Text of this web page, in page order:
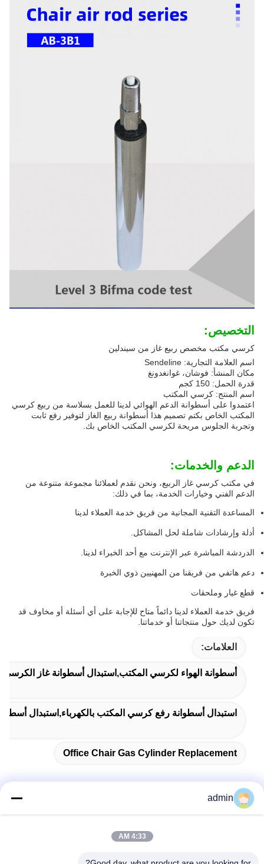
التخصيص:
كرسي مكتب مخصص ربيع غاز من سيندلين
اسم العلامة التجارية: Sendeline
مكان المنشأ: فوشان، غوانغدونغ
قدرة الحمل: 150 كجم
اسم المنتج: كرسي المكتب
اعتمدوا على أسطوانة الدعم الهوائي لدينا للعمل بسلاسة من ربيع كرسي
المكتب الخاص بكتم تصميم هذا أسطوانة ربيع الغاز لتوفير رفع ثابت
وتجربة الجلوس مريحة لكرسي المكتب الخاص بك.
الدعم والخدمات:
في مكتب كرسي غاز الربيع، ونحن نقدم لعملائنا مجموعة متنوعة من
الدعم الفني وخيارات الخدمة، بما في ذلك:
المساعدة التقنية المجانية من فريق خدمة العملاء لدينا
أدلة وإرشادات شاملة لحل المشاكل.
الدردشة المباشرة عبر الإنترنت مع أحد الخبراء لدينا.
دعم هاتفي من فريقنا من المهنيين ذوي الخبرة
قطع غيار وملحقات
فريق خدمة العملاء لدينا دائماً متاح للإجابة على أي أسئلة أو مخاوف قد
تكون لديك حول منتجاتنا أو خدماتنا.
العلامات:
أسطوانة الهواء لكرسي المكتب,استبدال أسطوانة غاز
استبدال أسطوانة رفع كرسي المكتب بالكهرباء,استبدال
Office Chair Gas Cylinder Replacement
admin
4:33 AM